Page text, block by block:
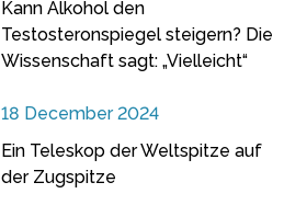
Kann Alkohol den
Testosteronspiegel steigern? Die
Wissenschaft sagt: „Vielleicht“
18 December 2024
Ein Teleskop der Weltspitze auf
der Zugspitze